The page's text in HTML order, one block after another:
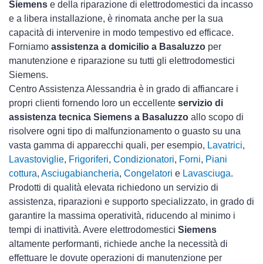
Siemens e della riparazione di elettrodomestici da incasso
e a libera installazione, è rinomata anche per la sua
capacità di intervenire in modo tempestivo ed efficace.
Forniamo assistenza a domicilio a Basaluzzo per
manutenzione e riparazione su tutti gli elettrodomestici
Siemens.
Centro Assistenza Alessandria è in grado di affiancare i
propri clienti fornendo loro un eccellente servizio di
assistenza tecnica Siemens a Basaluzzo allo scopo di
risolvere ogni tipo di malfunzionamento o guasto su una
vasta gamma di apparecchi quali, per esempio, Lavatrici,
Lavastoviglie, Frigoriferi, Condizionatori, Forni, Piani
cottura, Asciugabiancheria, Congelatori e Lavasciuga.
Prodotti di qualità elevata richiedono un servizio di
assistenza, riparazioni e supporto specializzato, in grado di
garantire la massima operatività, riducendo al minimo i
tempi di inattività. Avere elettrodomestici Siemens
altamente performanti, richiede anche la necessità di
effettuare le dovute operazioni di manutenzione per